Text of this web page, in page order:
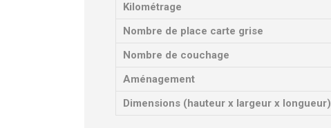
Kilométrage
Nombre de place carte grise
Nombre de couchage
Aménagement
Dimensions (hauteur x largeur x longueur)